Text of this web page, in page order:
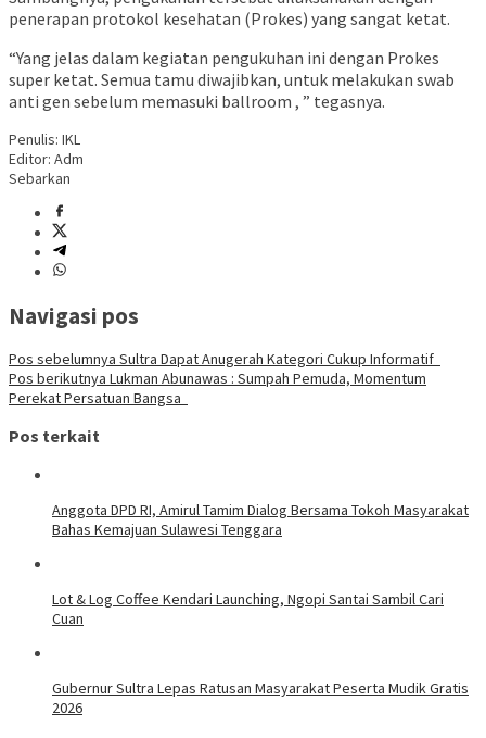
penerapan protokol kesehatan (Prokes) yang sangat ketat.
“Yang jelas dalam kegiatan pengukuhan ini dengan Prokes
super ketat. Semua tamu diwajibkan, untuk melakukan swab
anti gen sebelum memasuki ballroom , ” tegasnya.
Penulis: IKL
Editor: Adm
Sebarkan
Navigasi pos
Pos sebelumnya Sultra Dapat Anugerah Kategori Cukup Informatif
Pos berikutnya Lukman Abunawas : Sumpah Pemuda, Momentum
Perekat Persatuan Bangsa
Pos terkait
Anggota DPD RI, Amirul Tamim Dialog Bersama Tokoh Masyarakat
Bahas Kemajuan Sulawesi Tenggara
Lot & Log Coffee Kendari Launching, Ngopi Santai Sambil Cari
Cuan
Gubernur Sultra Lepas Ratusan Masyarakat Peserta Mudik Gratis
2026